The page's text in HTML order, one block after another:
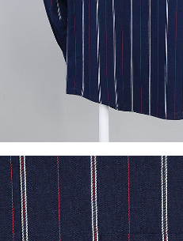
이코 라이프 하